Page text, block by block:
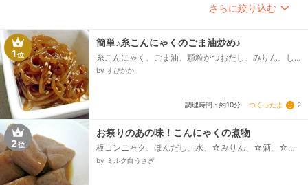
さらに絞り込む
1位
簡単♪糸こんにゃくのごま油炒め♪
糸こんにゃく、ごま油、顆粒かつおだし、みりん、し
ょうゆ、砂糖、ごま
by すぴかか
調理時間：約10分 つくったよ 2
2位
お祭りのあの味！こんにゃくの煮物
板コンニャク、ほんだし、水、☆みりん、☆酒、☆醤
油(減塩)、☆白だし
by ミルク白うさぎ